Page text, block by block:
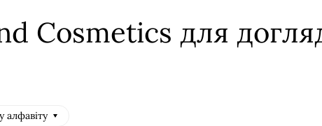
Cosmetics для
алфавіту